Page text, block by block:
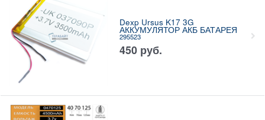
Dexp Ursus K17 3G
АККУМУЛЯТОР АКБ БАТАРЕЯ
295523
450 руб.